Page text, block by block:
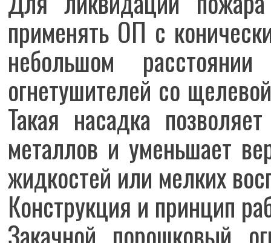
применять ОП с
небольшом
огнетушителей со
Такая насадка
металлов и уменьшает
жидкостей или мелких
Конструкция и принцип
Закачной порошковый